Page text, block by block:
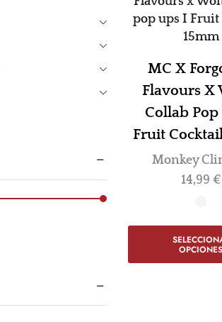
MC X
Flavours X
Collab Pop
Fruit
Monkey
14,99 €
OPCIONES